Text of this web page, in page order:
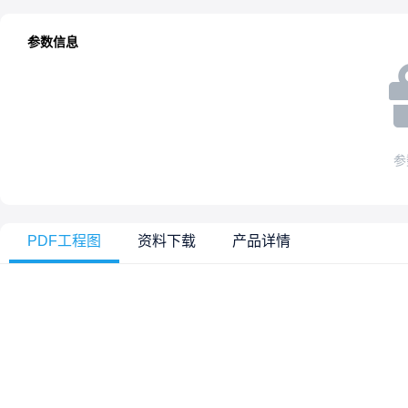
参数信息
PDF工程图 资料下载 产品详情